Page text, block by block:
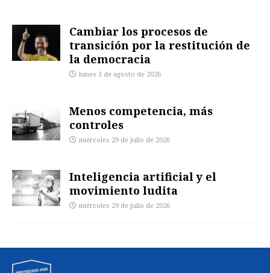
Cambiar los procesos de
transición por la restitución de
la democracia
lunes 3 de agosto de 2026
Menos competencia, más
controles
miércoles 29 de julio de 2026
Inteligencia artificial y el
movimiento ludita
miércoles 29 de julio de 2026